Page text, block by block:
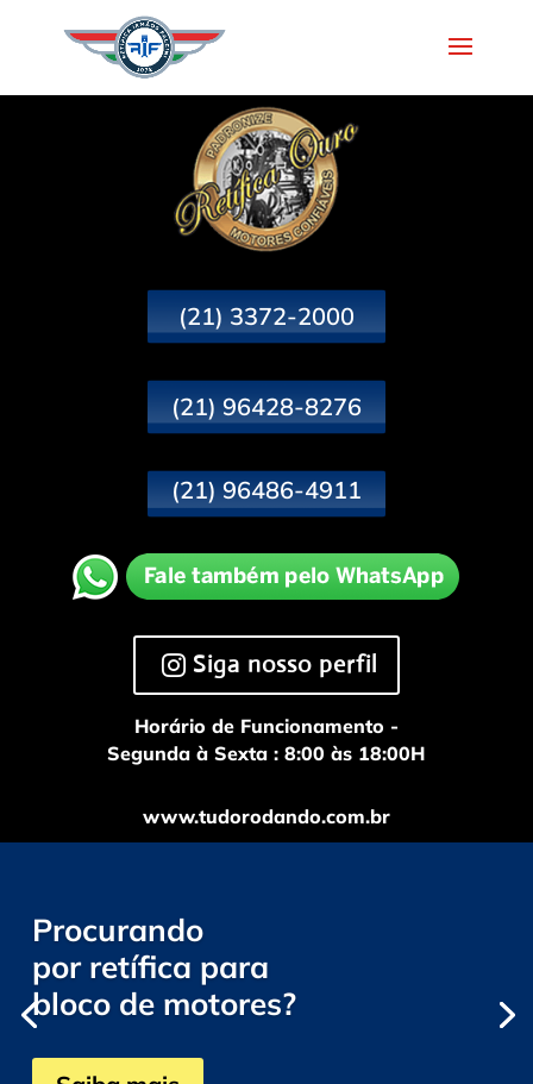
(21) 3372-2000
(21) 96428-8276
(21) 96486-4911
Siga nosso perfil
Horário de Funcionamento -
Segunda à Sexta : 8:00 às 18:00H
www.tudorodando.com.br
Procurando
por retífica para
bloco de motores?